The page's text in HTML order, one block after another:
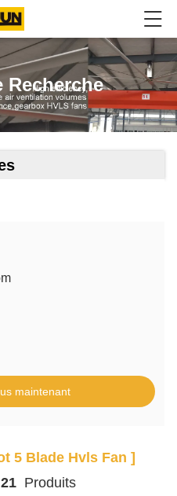
Recherche
maintenant
5 Blade Hvls Fan ]
21 Produits